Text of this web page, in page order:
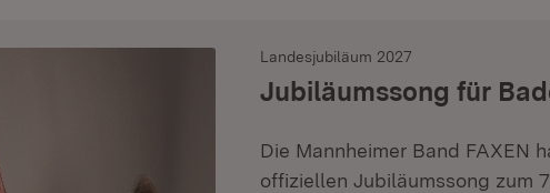
Landesjubiläum 2027
Jubiläumssong für
Die Mannheimer Band FAXEN
offiziellen Jubiläumssong zum